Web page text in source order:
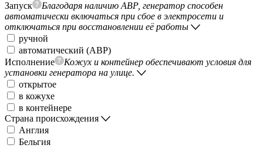
Запуск
Благодаря наличию АВР, генератор способен
автоматически включаться при сбое в электросети и
отключаться при восстановлении её работы
ручной
автоматический (АВР)
Исполнение
Кожух и контейнер обеспечивают условия для
установки генератора на улице.
открытое
в кожухе
в контейнере
Страна происхождения
Англия
Бельгия